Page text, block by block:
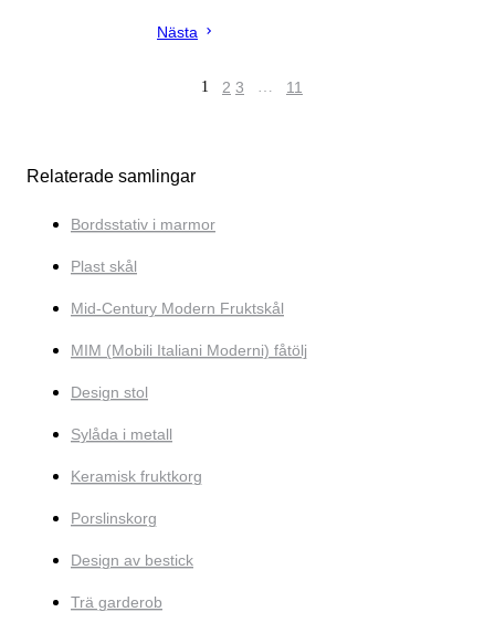
Nästa
1 2 3 … 11
Relaterade samlingar
Bordsstativ i marmor
Plast skål
Mid-Century Modern Fruktskål
MIM (Mobili Italiani Moderni) fåtölj
Design stol
Sylåda i metall
Keramisk fruktkorg
Porslinskorg
Design av bestick
Trä garderob